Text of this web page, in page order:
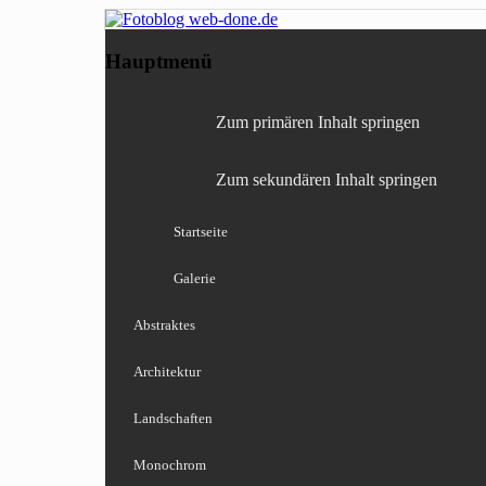
Fotoblog web-
Hauptmenü
Zum primären Inhalt springen
Zum sekundären Inhalt springen
Startseite
Galerie
Abstraktes
Architektur
Landschaften
Monochrom